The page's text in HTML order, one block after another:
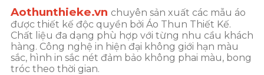
Aothunthieke.vn chuyên sản xuất các mẫu áo
được thiết kế độc quyền bởi Áo Thun Thiết Kế.
Chất liệu đa dạng phù hợp với từng nhu cầu khách
hàng. Công nghệ in hiện đại không giới hạn màu
sắc, hình in sắc nét đảm bảo không phai màu, bong
tróc theo thời gian.